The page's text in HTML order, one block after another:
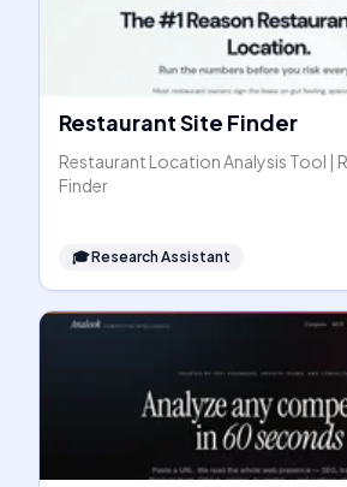
Restaurant Site Finder
Restaurant Location Analysis Tool |
Finder
🎓Research Assistant